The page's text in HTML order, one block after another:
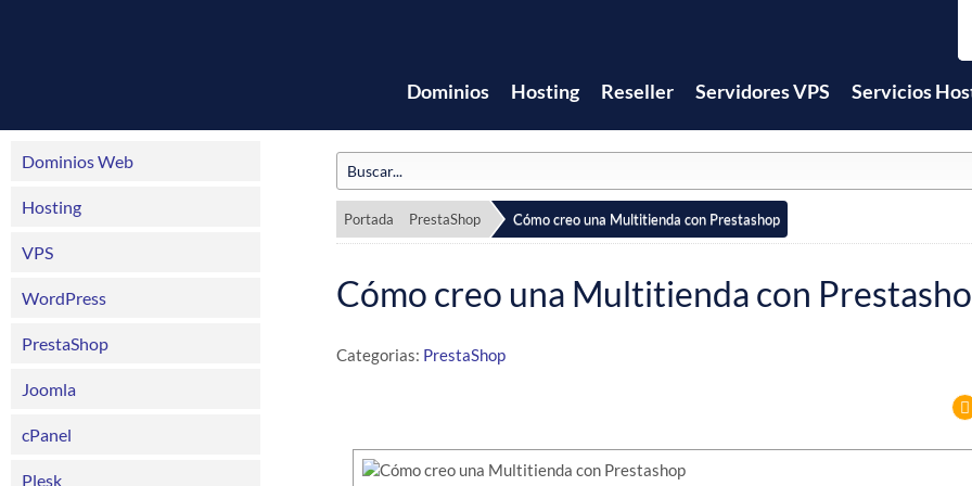
Dominios Hosting Reseller Servidores VPS Servicios
Dominios Web
Hosting
VPS
WordPress
PrestaShop
Joomla
cPanel
Plesk
Portada PrestaShop Cómo creo una Multitienda con Prestashop
Cómo creo una Multitienda con
Categorias: PrestaShop